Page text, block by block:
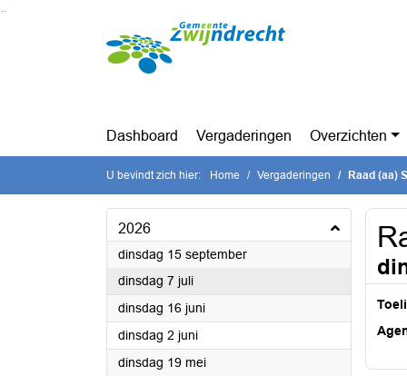
Ga naar de inhoud van deze pagina
Dashboard Vergaderingen Overzichten
U bevindt zich hier: Home Vergaderingen Raad (aa)
2026
dinsdag 15 september2026
dinsdag 7 juli2026
dinsdag 16 juni2026
dinsdag 2 juni2026
dinsdag 19 mei2026